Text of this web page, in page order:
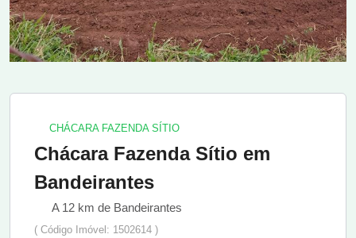
CHÁCARA FAZENDA SÍTIO
Chácara Fazenda Sítio em
Bandeirantes
A 12 km de Bandeirantes
( Código Imóvel: 1502614 )